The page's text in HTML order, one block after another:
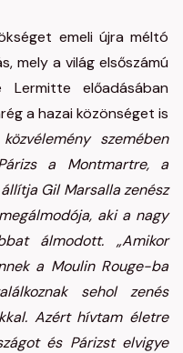
emeli újra méltó
mely a világ elsőszámú
előadásában
a hazai közönséget is
szemében
a Montmartre, a
Gil Marsalla zenész
aki a nagy
álmodott. „Amikor
a Moulin Rouge-ba
sehol zenés
Azért hívtam életre
és Párizst elvigye